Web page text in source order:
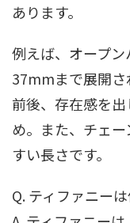
あります。
例えば、オープ
37mmまで展開
前後、存在感を
め。また、チェ
すい長さです。
Q. ティファニー